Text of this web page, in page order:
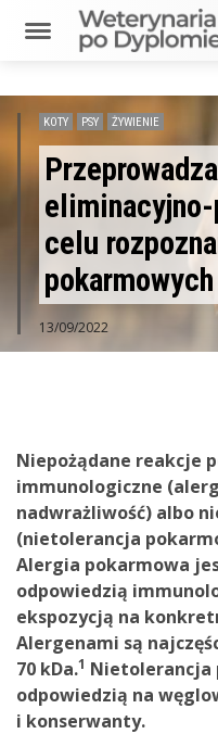
KOTY PSY ŻYWIENIE
celu
13/09/2022
Niepożądane reakcje
immunologiczne
nadwrażliwość) albo
(nietolerancja
Alergia pokarmowa
odpowiedzią
ekspozycją na
Alergenami są
70 kDa.1 Nietolerancja
odpowiedzią na
i konserwanty.